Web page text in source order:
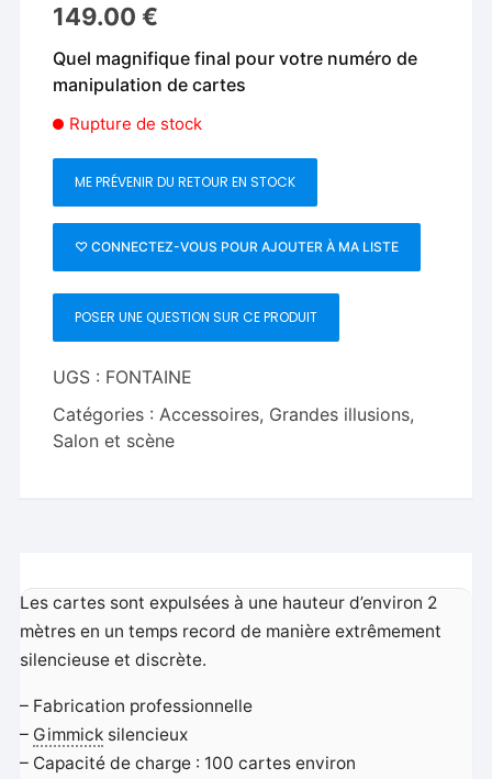
149.00€
Quel magnifique final pour votre numéro de
manipulation de cartes
Rupture de stock
ME PRÉVENIR DU RETOUR EN STOCK
♡ CONNECTEZ-VOUS POUR AJOUTER À MA LISTE
POSER UNE QUESTION SUR CE PRODUIT
UGS : FONTAINE
Catégories :Accessoires, Grandes illusions,
Salon et scène
Les cartes sont expulsées à une hauteur d’environ 2
mètres en un temps record de manière extrêmement
silencieuse et discrète.
– Fabrication professionnelle
– Gimmick silencieux
– Capacité de charge : 100 cartes environ